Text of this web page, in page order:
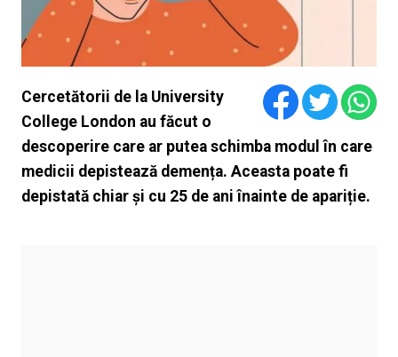
Cercetătorii de la University
College London au făcut o
descoperire care ar putea schimba modul în care
medicii depistează demența. Aceasta poate fi
depistată chiar și cu 25 de ani înainte de apariție.